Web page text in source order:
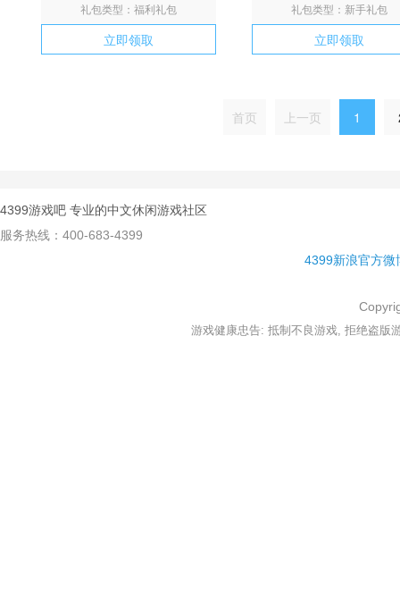
礼包类型：福利礼包
立即领取
礼包类型：新手礼包
立即领取
首页 上一页 1
4399游戏吧 专业的中文休闲游戏社区
服务热线：400-683-4399
4399新浪官方微
游戏健康忠告: 抵制不良游戏, 拒绝盗版